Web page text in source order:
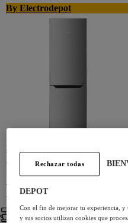
By Electrodepot
349
Estático Inox Clase C
Rechazar todas
DEPOT
Con el fin de mejorar tu experiencia,
y sus socios utilizan cookies que